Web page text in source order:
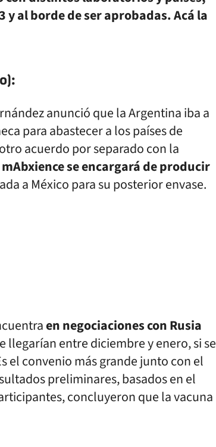
y al borde de ser aprobadas. Acá la
anunció que la Argentina iba a
para abastecer a los países de
acuerdo por separado con la
se encargará de producir
a México para su posterior envase.
en negociaciones con Rusia
llegarían entre diciembre y enero, si se
el convenio más grande junto con el
preliminares, basados en el
concluyeron que la vacuna